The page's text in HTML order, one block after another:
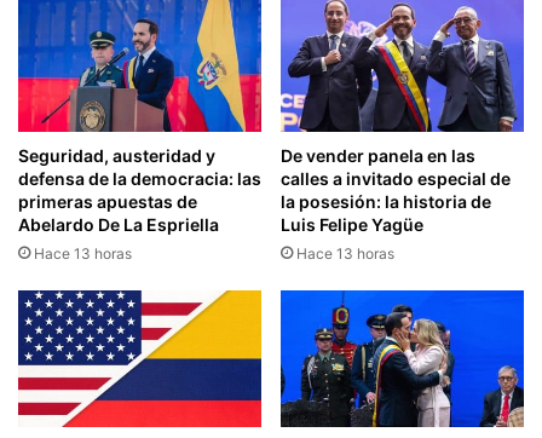
Seguridad, austeridad y
defensa de la democracia: las
primeras apuestas de
Abelardo De La Espriella
Hace 13 horas
De vender panela en las
calles a invitado especial de
la posesión: la historia de
Luis Felipe Yagüe
Hace 13 horas